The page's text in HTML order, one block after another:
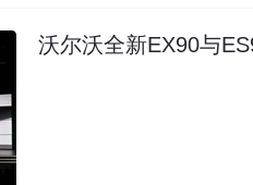
沃尔沃全新EX90与